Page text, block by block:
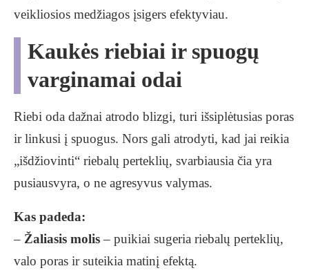
veikliosios medžiagos įsigers efektyviau.
Kaukės riebiai ir spuogų
varginamai odai
Riebi oda dažnai atrodo blizgi, turi išsiplėtusias poras
ir linkusi į spuogus. Nors gali atrodyti, kad jai reikia
„išdžiovinti“ riebalų perteklių, svarbiausia čia yra
pusiausvyra, o ne agresyvus valymas.
Kas padeda:
– Žaliasis molis– puikiai sugeria riebalų perteklių,
valo poras ir suteikia matinį efektą.